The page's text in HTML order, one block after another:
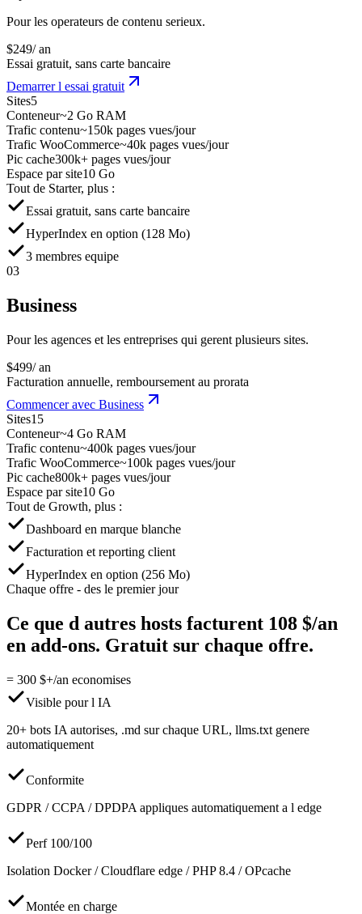
Pour les operateurs de contenu serieux.
$249/ an
Essai gratuit, sans carte bancaire
Demarrer l essai gratuit
Sites5
Conteneur~2 Go RAM
Trafic contenu~150k pages vues/jour
Trafic WooCommerce~40k pages vues/jour
Pic cache300k+ pages vues/jour
Espace par site10 Go
Tout de Starter, plus :
Essai gratuit, sans carte bancaire
HyperIndex en option (128 Mo)
3 membres equipe
03
Business
Pour les agences et les entreprises qui gerent plusieurs sites.
$499/ an
Facturation annuelle, remboursement au prorata
Commencer avec Business
Sites15
Conteneur~4 Go RAM
Trafic contenu~400k pages vues/jour
Trafic WooCommerce~100k pages vues/jour
Pic cache800k+ pages vues/jour
Espace par site10 Go
Tout de Growth, plus :
Dashboard en marque blanche
Facturation et reporting client
HyperIndex en option (256 Mo)
Chaque offre - des le premier jour
Ce que d autres hosts facturent 108 $/an
en add-ons. Gratuit sur chaque offre.
= 300 $+/an economises
Visible pour l IA
20+ bots IA autorises, .md sur chaque URL, llms.txt genere
automatiquement
Conformite
GDPR / CCPA / DPDPA appliques automatiquement a l edge
Perf 100/100
Isolation Docker / Cloudflare edge / PHP 8.4 / OPcache
Montée en charge